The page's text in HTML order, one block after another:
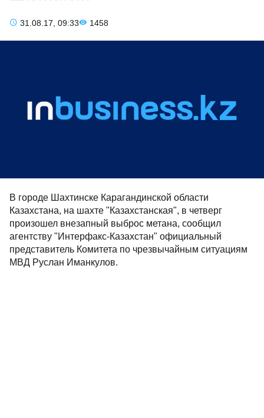
31.08.17, 09:33 1458
В городе Шахтинске Карагандинской области
Казахстана, на шахте "Казахстанская", в четверг
произошел внезапный выброс метана, сообщил
агентству "Интерфакс-Казахстан" официальный
представитель Комитета по чрезвычайным ситуациям
МВД Руслан Иманкулов.